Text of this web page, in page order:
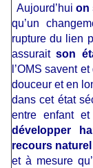
Aujourd’huion
qu’un
rupture du lien
assuraitson
l’OMS savent
douceur et en
dans cet état
entre enfant
développer
recours naturel
et à mesure